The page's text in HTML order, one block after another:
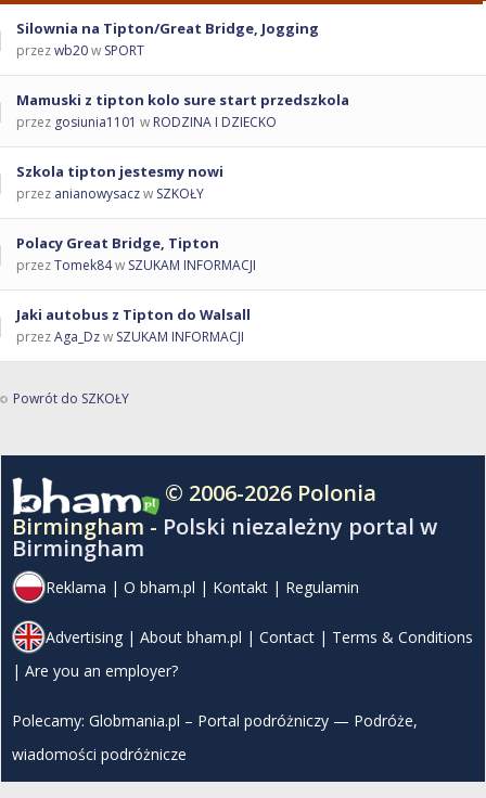
Silownia na Tipton/Great Bridge, Jogging
przezwb20w SPORT
Mamuski z tipton kolo sure start przedszkola
przez gosiunia1101 w RODZINA I DZIECKO
Szkola tipton jestesmy nowi
przez anianowysaczw SZKOŁY
Polacy Great Bridge, Tipton
przezTomek84w SZUKAM INFORMACJI
Jaki autobus z Tipton do Walsall
przezAga_Dzw SZUKAM INFORMACJI
Powrót do SZKOŁY
© 2006-2026 Polonia
Birmingham - Polski niezależny portal w
Birmingham
Reklama | O bham.pl | Kontakt | Regulamin
Advertising | About bham.pl | Contact | Terms & Conditions
| Are you an employer?
Polecamy: Globmania.pl – Portal podróżniczy — Podróże,
wiadomości podróżnicze